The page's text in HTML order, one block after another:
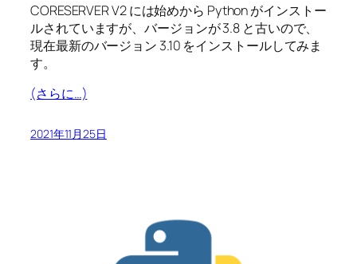
CORESERVER V2 には始めから Python がインストー
ルされていますが、バージョンが 3.8 と古いので、
現在最新のバージョン 3.10 をインストールしてみま
す。
(さらに…)
2021年11月25日